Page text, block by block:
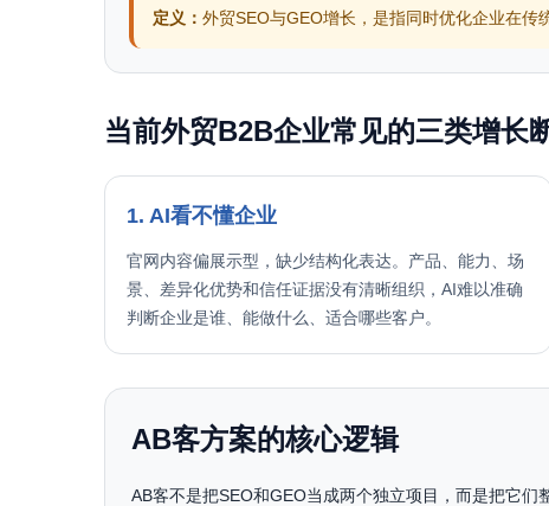
定义： 外贸SEO与GEO增长，是指同时优化企业在传
当前外贸B2B企业常见的三类增长
1. AI看不懂企业
官网内容偏展示型，缺少结构化表达。产品、能力、场
景、差异化优势和信任证据没有清晰组织，AI难以准确
判断企业是谁、能做什么、适合哪些客户。
AB客方案的核心逻辑
AB客不是把SEO和GEO当成两个独立项目，而是把它们